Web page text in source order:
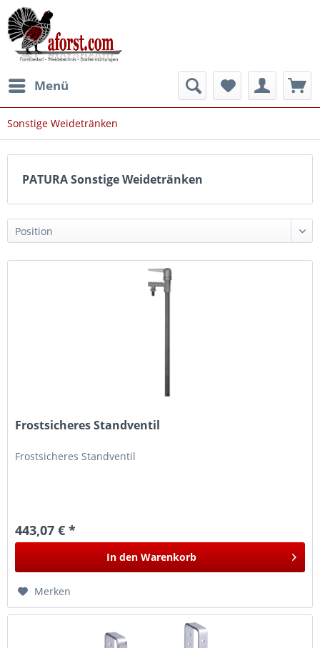
Menü
Sonstige Weidetränken
PATURA Sonstige Weidetränken
Frostsicheres Standventil
Frostsicheres Standventil
443,07 € *
In den Warenkorb
Merken